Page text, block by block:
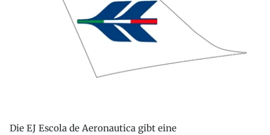
Die EJ Escola de Aeronautica gibt eine